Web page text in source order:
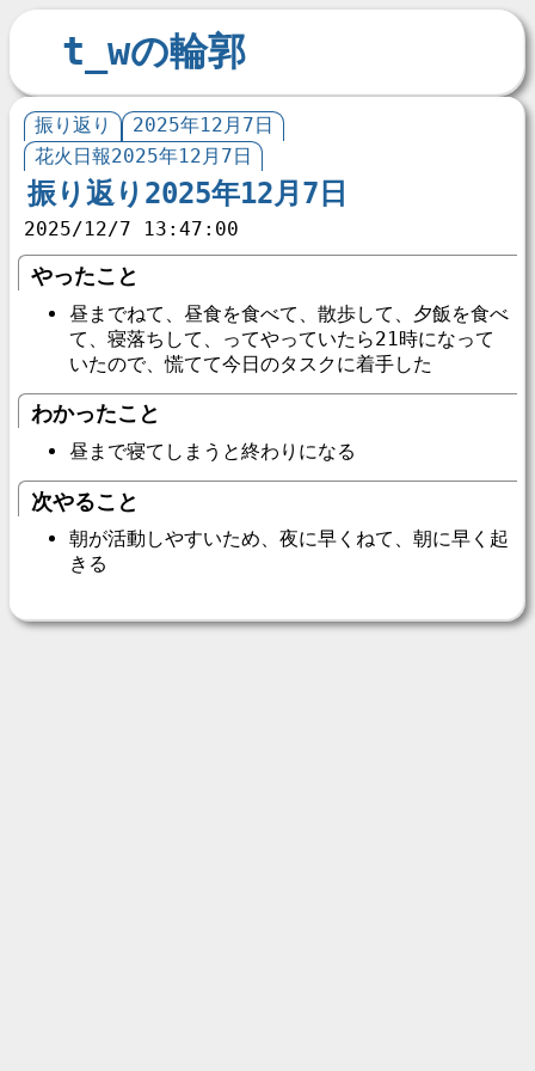
t_wの輪郭
振り返り
2025年12月7日
花火日報2025年12月7日
振り返り2025年12月7日
2025/12/7 13:47:00
やったこと
昼までねて、昼食を食べて、散歩して、夕飯を食べ
て、寝落ちして、ってやっていたら21時になって
いたので、慌てて今日のタスクに着手した
わかったこと
昼まで寝てしまうと終わりになる
次やること
朝が活動しやすいため、夜に早くねて、朝に早く起
きる